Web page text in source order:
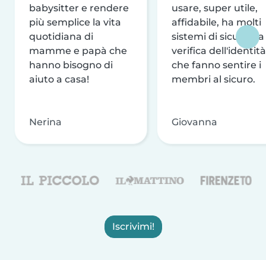
babysitter e rendere
più semplice la vita
quotidiana di
mamme e papà che
hanno bisogno di
aiuto a casa!
Nerina
usare, super utile,
affidabile, ha molti
sistemi di sicurezza
verifica dell'identità
che fanno sentire i
membri al sicuro.
Giovanna
Iscrivimi!